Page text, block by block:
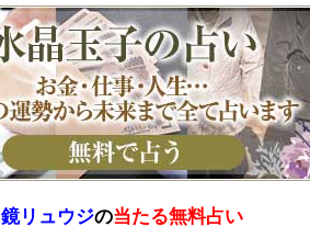
鏡リュウジの当たる無料占い